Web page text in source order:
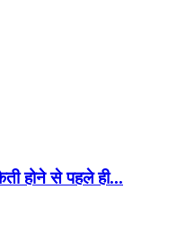
होने से पहले ही...